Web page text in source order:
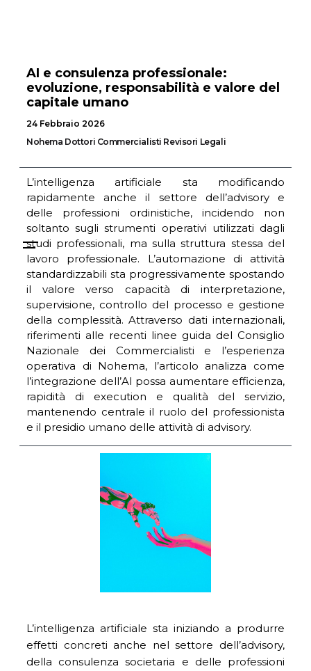
AI e consulenza professionale:
evoluzione, responsabilità e valore del
capitale umano
24 Febbraio 2026
Nohema Dottori Commercialisti Revisori Legali
L’intelligenza artificiale sta modificando
rapidamente anche il settore dell’advisory e
delle professioni ordinistiche, incidendo non
soltanto sugli strumenti operativi utilizzati dagli
studi professionali, ma sulla struttura stessa del
lavoro professionale. L’automazione di attività
standardizzabili sta progressivamente spostando
il valore verso capacità di interpretazione,
supervisione, controllo del processo e gestione
della complessità. Attraverso dati internazionali,
riferimenti alle recenti linee guida del Consiglio
Nazionale dei Commercialisti e l’esperienza
operativa di Nohema, l’articolo analizza come
l’integrazione dell’AI possa aumentare efficienza,
rapidità di execution e qualità del servizio,
mantenendo centrale il ruolo del professionista
e il presidio umano delle attività di advisory.
L’intelligenza artificiale sta iniziando a produrre
effetti concreti anche nel settore dell’advisory,
della consulenza societaria e delle professioni